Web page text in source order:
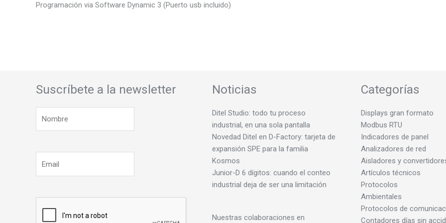
Programación via Software Dynamic 3 (Puerto usb incluido)
Suscríbete a la newsletter Noticias
Ditel Studio: todo tu proceso
industrial, en una sola pantalla
Novedad Ditel en D-Factory: tarjeta de
expansión SPE para la familia
Kosmos
Junior-D 6 dígitos: cuando el conteo
industrial deja de ser una limitación
Nuestras colaboraciones en
Categorías
Displays gran formato
Modbus RTU
Indicadores de panel
Analizadores de red
Aisladores y
Artículos técnicos
Protocolos
Ambientales
Protocolos de
Contadores días sin